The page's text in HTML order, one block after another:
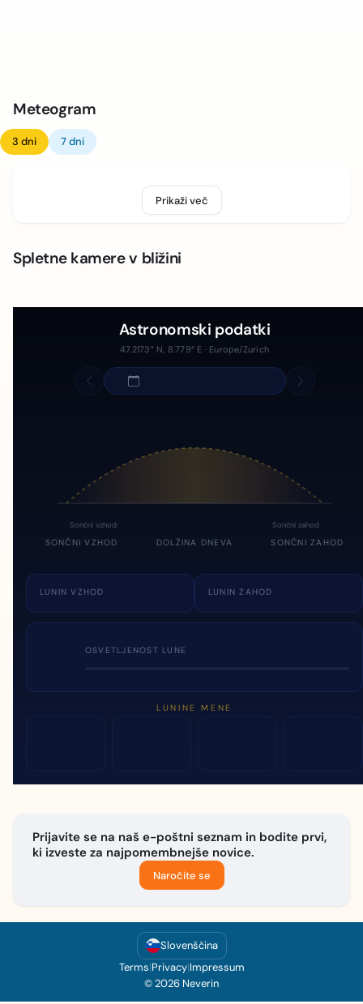
Meteogram
3 dni 7 dni
Prikaži več
Spletne kamere v bližini
Astronomski podatki
47.2173° N, 8.779° E · Europe/Zurich
Sončni vzhod Sončni zahod
SONČNI VZHOD DOLŽINA DNEVA SONČNI ZAHOD
LUNIN VZHOD LUNIN ZAHOD
OSVETLJENOST LUNE
LUNINE MENE
Prijavite se na naš e-poštni seznam in bodite prvi,
ki izveste za najpomembnejše novice.
Naročite se
Slovenščina
Terms|Privacy|Impressum
© 2026 Neverin